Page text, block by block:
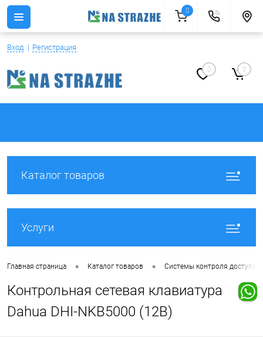
Вход Регистрация
0 0
Каталог товаров
Услуги
Главная страница • Каталог товаров • Системы контроля доступа
Контрольная сетевая клавиатура
Dahua DHI-NKB5000 (12В)
0